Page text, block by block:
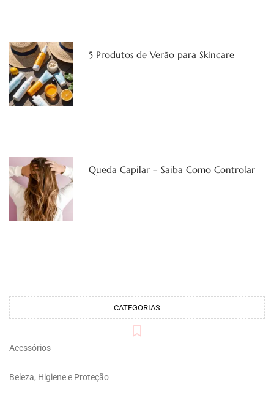
5 Produtos de Verão para Skincare
Queda Capilar – Saiba Como Controlar
CATEGORIAS
Acessórios
Beleza, Higiene e Proteção